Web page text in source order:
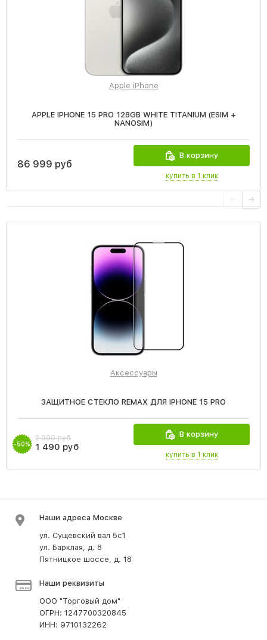
Apple iPhone
APPLE IPHONE 15 PRO 128GB WHITE TITANIUM (ESIM +
NANOSIM)
86 999 руб
В корзину
купить в 1 клик
Аксессуары
ЗАЩИТНОЕ СТЕКЛО REMAX ДЛЯ IPHONE 15 PRO
-50%
2 990 руб
1 490 руб
В корзину
купить в 1 клик
Наши адреса Москве
ул. Сущевский вал 5с1
ул. Барклая, д. 8
Пятницкое шоссе, д. 18
Наши реквизиты
ООО "Торговый дом"
ОГРН: 1247700320845
ИНН: 9710132262